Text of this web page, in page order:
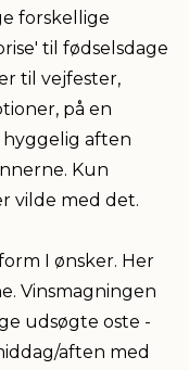
forskellige
til fødselsdage
til vejfester,
på en
hyggelig aften
Kun
vilde med det.
I ønsker. Her
Vinsmagningen
udsøgte oste -
aften med